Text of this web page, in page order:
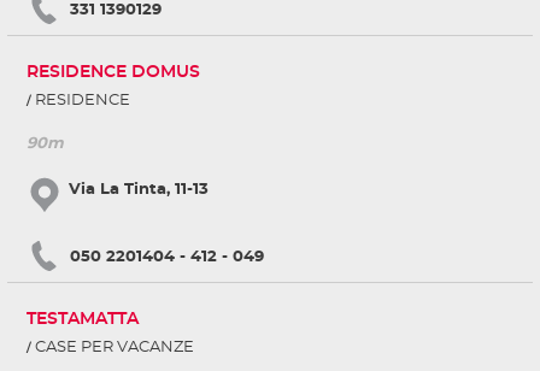
331 1390129
RESIDENCE DOMUS
RESIDENCE
90m
Via La Tinta, 11-13
050 2201404 - 412 - 049
TESTAMATTA
CASE PER VACANZE